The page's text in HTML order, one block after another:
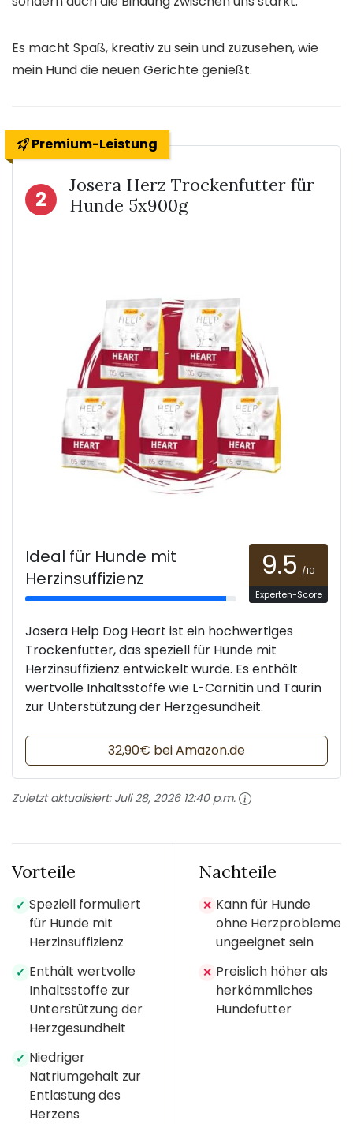
Es macht Spaß, kreativ zu sein und zuzusehen, wie
mein Hund die neuen Gerichte genießt.
Premium-Leistung
2
Josera Herz Trockenfutter für
Hunde 5x900g
Ideal für Hunde mit
Herzinsuffizienz
9.5 /10
Experten-Score
Josera Help Dog Heart ist ein hochwertiges
Trockenfutter, das speziell für Hunde mit
Herzinsuffizienz entwickelt wurde. Es enthält
wertvolle Inhaltsstoffe wie L-Carnitin und Taurin
zur Unterstützung der Herzgesundheit.
32,90€ bei Amazon.de
Zuletzt aktualisiert: Juli 28, 2026 12:40 p.m.
Vorteile
✓ Speziell formuliert
für Hunde mit
Herzinsuffizienz
✓ Enthält wertvolle
Inhaltsstoffe zur
Unterstützung der
Herzgesundheit
✓ Niedriger
Natriumgehalt zur
Entlastung des
Herzens
Nachteile
✕ Kann für Hunde
ohne Herzprobleme
ungeeignet sein
✕ Preislich höher als
herkömmliches
Hundefutter